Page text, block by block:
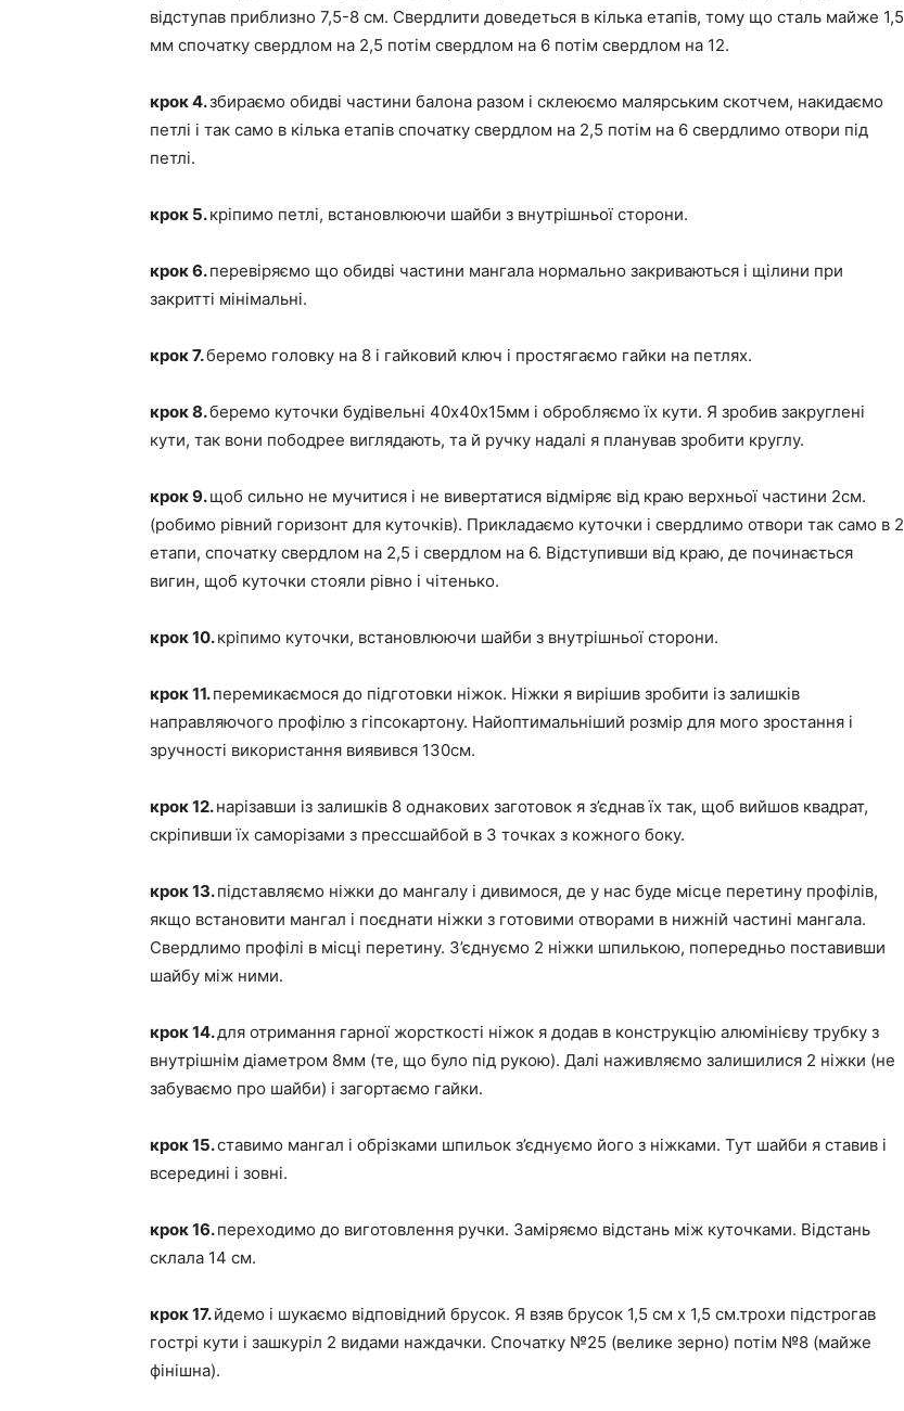
відступав приблизно 7,5-8 см. Свердлити доведеться в кілька етапів, тому що сталь майже 1,5
мм спочатку свердлом на 2,5 потім свердлом на 6 потім свердлом на 12.
крок 4.збираємо обидві частини балона разом і склеюємо малярським скотчем, накидаємо
петлі і так само в кілька етапів спочатку свердлом на 2,5 потім на 6 свердлимо отвори під
петлі.
крок 5.кріпимо петлі, встановлюючи шайби з внутрішньої сторони.
крок 6.перевіряємо що обидві частини мангала нормально закриваються і щілини при
закритті мінімальні.
крок 7.беремо головку на 8 і гайковий ключ і простягаємо гайки на петлях.
крок 8.беремо куточки будівельні 40х40х15мм і обробляємо їх кути. Я зробив закруглені
кути, так вони пободрее виглядають, та й ручку надалі я планував зробити круглу.
крок 9.щоб сильно не мучитися і не вивертатися відміряє від краю верхньої частини 2см.
(робимо рівний горизонт для куточків). Прикладаємо куточки і свердлимо отвори так само в 2
етапи, спочатку свердлом на 2,5 і свердлом на 6. Відступивши від краю, де починається
вигин, щоб куточки стояли рівно і чітенько.
крок 10.кріпимо куточки, встановлюючи шайби з внутрішньої сторони.
крок 11.перемикаємося до підготовки ніжок. Ніжки я вирішив зробити із залишків
направляючого профілю з гіпсокартону. Найоптимальніший розмір для мого зростання і
зручності використання виявився 130см.
крок 12.нарізавши із залишків 8 однакових заготовок я з’єднав їх так, щоб вийшов квадрат,
скріпивши їх саморізами з прессшайбой в 3 точках з кожного боку.
крок 13.підставляємо ніжки до мангалу і дивимося, де у нас буде місце перетину профілів,
якщо встановити мангал і поєднати ніжки з готовими отворами в нижній частині мангала.
Свердлимо профілі в місці перетину. З’єднуємо 2 ніжки шпилькою, попередньо поставивши
шайбу між ними.
крок 14.для отримання гарної жорсткості ніжок я додав в конструкцію алюмінієву трубку з
внутрішнім діаметром 8мм (те, що було під рукою). Далі наживляємо залишилися 2 ніжки (не
забуваємо про шайби) і загортаємо гайки.
крок 15.ставимо мангал і обрізками шпильок з’єднуємо його з ніжками. Тут шайби я ставив і
всередині і зовні.
крок 16.переходимо до виготовлення ручки. Заміряємо відстань між куточками. Відстань
склала 14 см.
крок 17.йдемо і шукаємо відповідний брусок. Я взяв брусок 1,5 см х 1,5 см.трохи підстрогав
гострі кути і зашкуріл 2 видами наждачки. Спочатку №25 (велике зерно) потім №8 (майже
фінішна).